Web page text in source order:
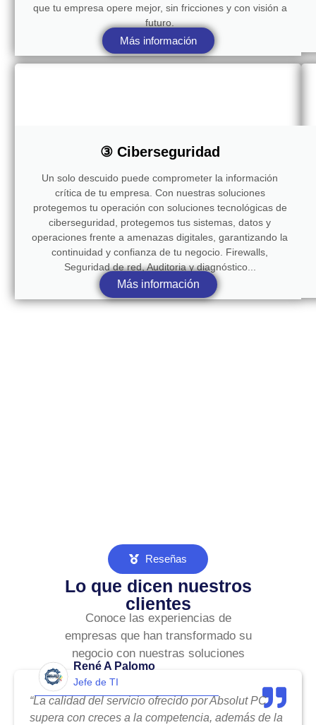
que tu empresa opere mejor, sin fricciones y con visión a
futuro.
Más información
③ Ciberseguridad
Un solo descuido puede comprometer la información
crítica de tu empresa. Con nuestras soluciones
protegemos tu operación con soluciones tecnológicas de
ciberseguridad, protegemos tus sistemas, datos y
operaciones frente a amenazas digitales, garantizando la
continuidad y confianza de tu negocio. Firewalls,
Seguridad de red, Auditoria y diagnóstico...
Más información
Reseñas
Lo que dicen nuestros
clientes
Conoce las experiencias de
empresas que han transformado su
negocio con nuestras soluciones
René A Palomo
Jefe de TI
“La calidad del servicio ofrecido por Absolut PC
supera con creces a la competencia, además de la